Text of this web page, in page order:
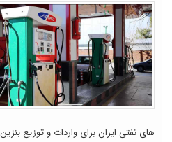
های نفتی ایران برای واردات و توزیع